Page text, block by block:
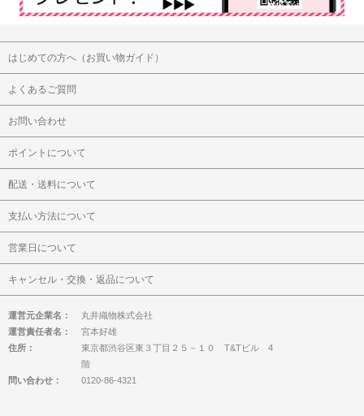
はじめての方へ（お買い物ガイド）
よくあるご質問
お問い合わせ
ポイントについて
配送・送料について
支払い方法について
営業日について
キャンセル・交換・返品について
運営元企業名：
丸井織物株式会社
運営責任者名：
宮本好雄
住所：
東京都渋谷区東３丁目２５－１０ T&Tビル 4
階
問い合わせ：
0120-86-4321